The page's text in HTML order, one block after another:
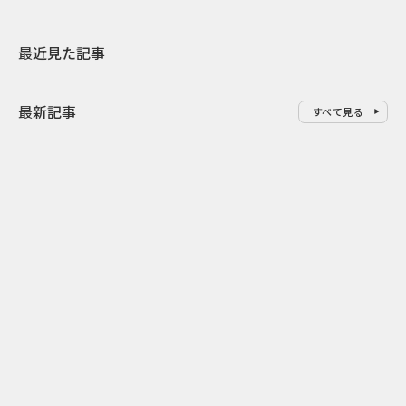
最近見た記事
最新記事 すべて見る